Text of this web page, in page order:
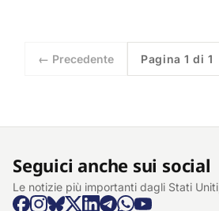
← Precedente Pagina 1 di 1
Seguici anche sui social
Le notizie più importanti dagli Stati